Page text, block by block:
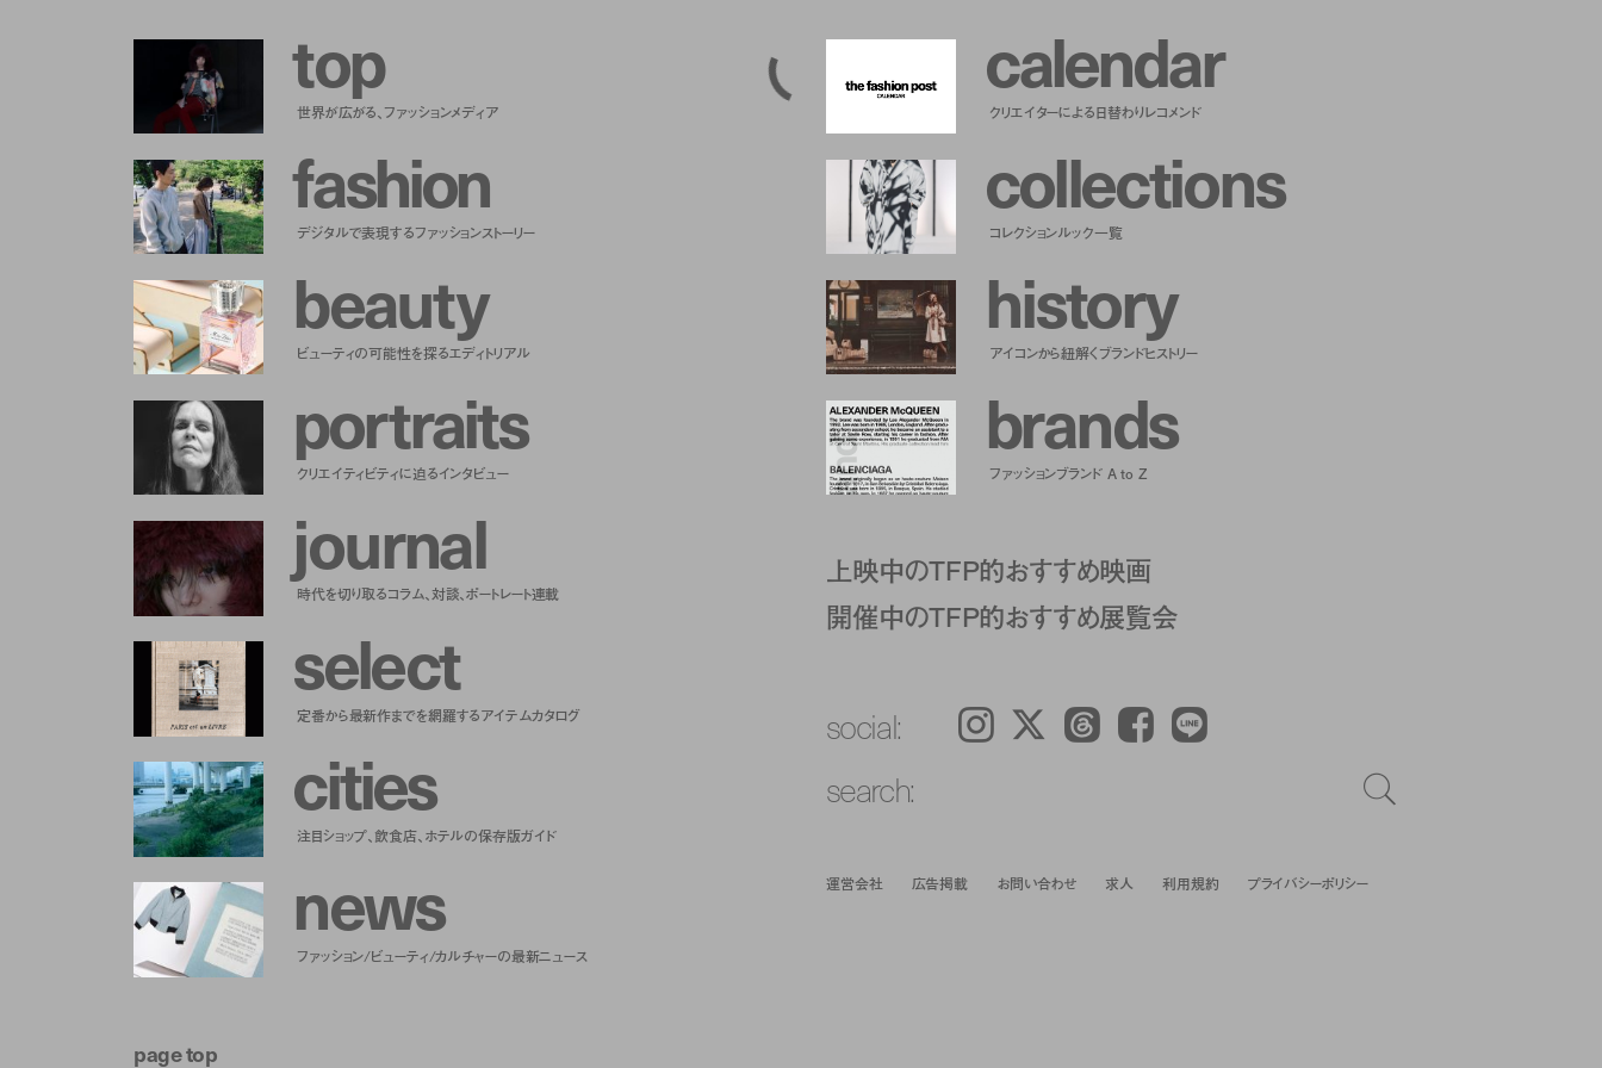
top
世界が広がる、ファッションメディア
fashion
デジタルで表現するファッションストーリー
beauty
ビューティの可能性を探るエディトリアル
portraits
クリエイティビティに迫るインタビュー
journal
時代を切り取るコラム、対談、ポートレート連載
select
定番から最新作までを網羅するアイテムカタログ
cities
注目ショップ、飲食店、ホテルの保存版ガイド
news
ファッション/ビューティ/カルチャーの最新ニュース
calendar
クリエイターによる日替わりレコメンド
collections
コレクションルック一覧
history
アイコンから紐解くブランドヒストリー
brands
ファッションブランド A to Z
上映中のTFP的おすすめ映画
開催中のTFP的おすすめ展覧会
social: Instagram 𝕏 Threads Facebook LINE
search:
運営会社 広告掲載 お問い合わせ 求人 利用規約 プライバシーポリシー
page top